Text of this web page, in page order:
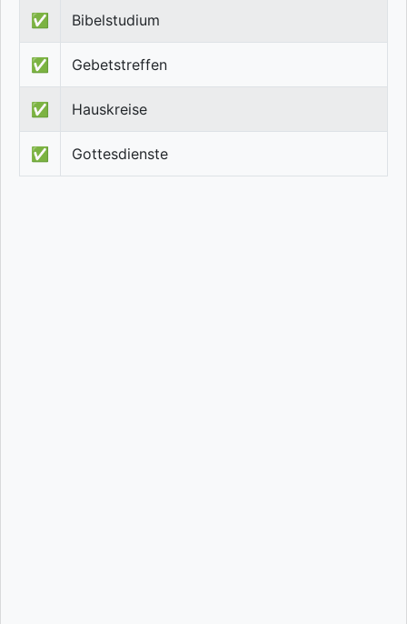
✅ Bibelstudium
✅ Gebetstreffen
✅ Hauskreise
✅ Gottesdienste